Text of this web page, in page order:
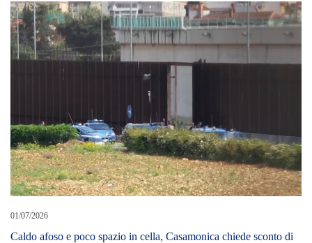
01/07/2026
Caldo afoso e poco spazio in cella, Casamonica chiede sconto di